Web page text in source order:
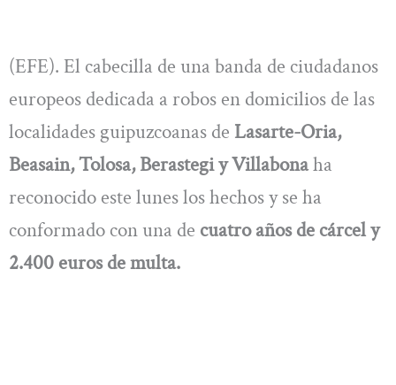
(EFE). El cabecilla de una banda de ciudadanos
europeos dedicada a robos en domicilios de las
localidades guipuzcoanas de Lasarte-Oria,
Beasain, Tolosa, Berastegi y Villabonaha
reconocido este lunes los hechos y se ha
conformado con una de cuatro años de cárcel y
2.400 euros de multa.